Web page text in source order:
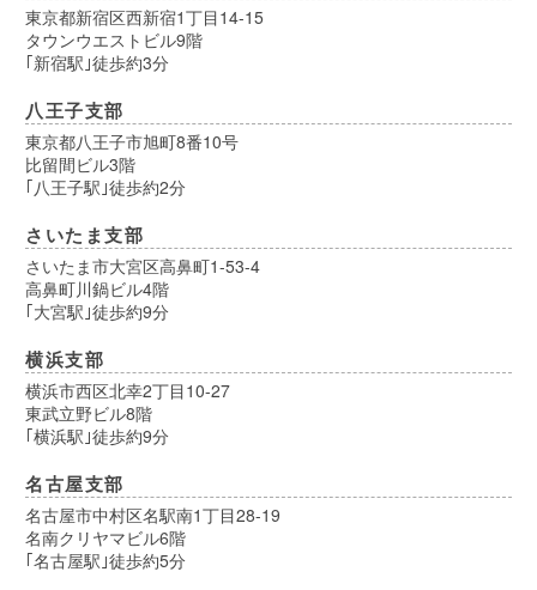
東京都新宿区西新宿1丁目14-15
タウンウエストビル9階
｢新宿駅｣徒歩約3分
八王子支部
東京都八王子市旭町8番10号
比留間ビル3階
｢八王子駅｣徒歩約2分
さいたま支部
さいたま市大宮区高鼻町1-53-4
高鼻町川鍋ビル4階
｢大宮駅｣徒歩約9分
横浜支部
横浜市西区北幸2丁目10-27
東武立野ビル8階
｢横浜駅｣徒歩約9分
名古屋支部
名古屋市中村区名駅南1丁目28-19
名南クリヤマビル6階
｢名古屋駅｣徒歩約5分